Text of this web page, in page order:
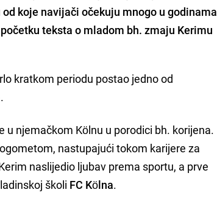
koje navijači očekuju mnogo u godinama
teksta o mladom bh. zmaju Kerimu
kratkom periodu postao jedno od
njemačkom Kölnu u porodici bh. korijena.
nastupajući tokom karijere za
naslijedio ljubav prema sportu, a prve
školi FC Kölna.